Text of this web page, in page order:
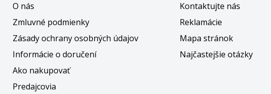
O nás
Zmluvné podmienky
Zásady ochrany osobných údajov
Informácie o doručení
Ako nakupovať
Predajcovia
Kontaktujte nás
Reklamácie
Mapa stránok
Najčastejšie otázky